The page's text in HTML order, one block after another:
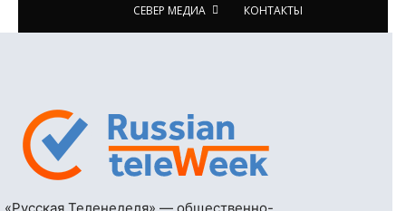
СЕВЕР МЕДИА КОНТАКТЫ
«Русская Теленеделя» — общественно-